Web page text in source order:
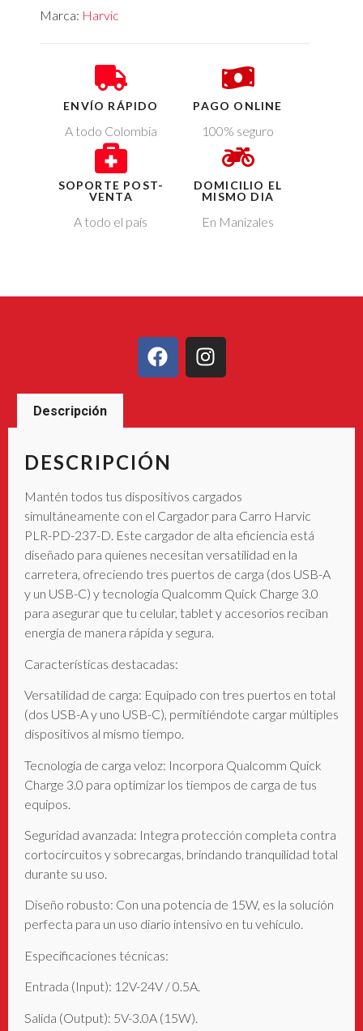
Marca: Harvic
ENVÍO RÁPIDO
A todo Colombia
SOPORTE POST-
VENTA
A todo el país
PAGO ONLINE
100% seguro
DOMICILIO EL
MISMO DIA
En Manizales
Descripción
DESCRIPCIÓN
Mantén todos tus dispositivos cargados
simultáneamente con el Cargador para Carro Harvic
PLR-PD-237-D. Este cargador de alta eficiencia está
diseñado para quienes necesitan versatilidad en la
carretera, ofreciendo tres puertos de carga (dos USB-A
y un USB-C) y tecnología Qualcomm Quick Charge 3.0
para asegurar que tu celular, tablet y accesorios reciban
energía de manera rápida y segura.
Características destacadas:
Versatilidad de carga: Equipado con tres puertos en total
(dos USB-A y uno USB-C), permitiéndote cargar múltiples
dispositivos al mismo tiempo.
Tecnología de carga veloz: Incorpora Qualcomm Quick
Charge 3.0 para optimizar los tiempos de carga de tus
equipos.
Seguridad avanzada: Integra protección completa contra
cortocircuitos y sobrecargas, brindando tranquilidad total
durante su uso.
Diseño robusto: Con una potencia de 15W, es la solución
perfecta para un uso diario intensivo en tu vehículo.
Especificaciones técnicas:
Entrada (Input): 12V-24V / 0.5A.
Salida (Output): 5V-3.0A (15W).